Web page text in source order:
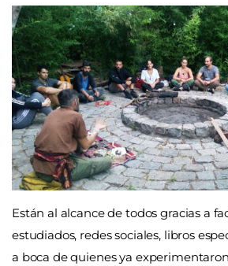
Están al alcance de todos gracias a
estudiados, redes sociales, libros
a boca de quienes ya